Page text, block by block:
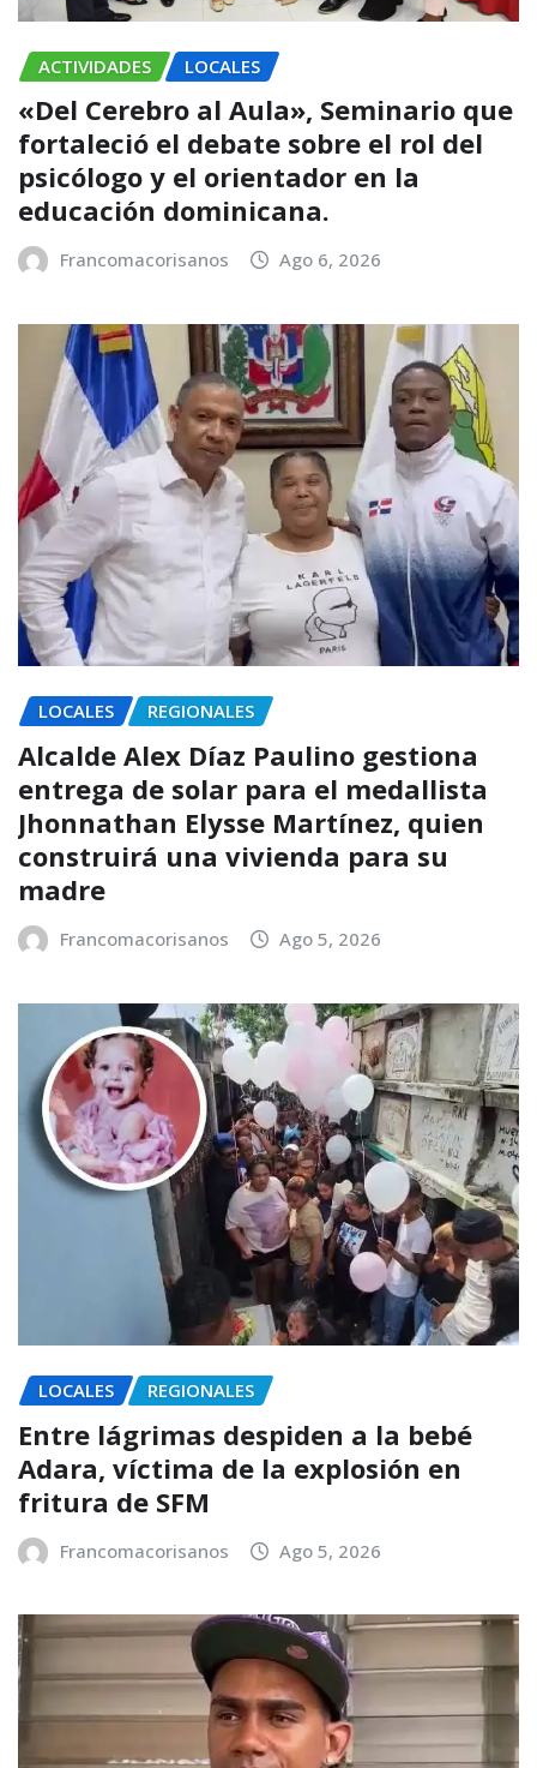
ACTIVIDADES LOCALES
«Del Cerebro al Aula», Seminario que
fortaleció el debate sobre el rol del
psicólogo y el orientador en la
educación dominicana.
Francomacorisanos Ago 6, 2026
LOCALES REGIONALES
Alcalde Alex Díaz Paulino gestiona
entrega de solar para el medallista
Jhonnathan Elysse Martínez, quien
construirá una vivienda para su
madre
Francomacorisanos Ago 5, 2026
LOCALES REGIONALES
Entre lágrimas despiden a la bebé
Adara, víctima de la explosión en
fritura de SFM
Francomacorisanos Ago 5, 2026